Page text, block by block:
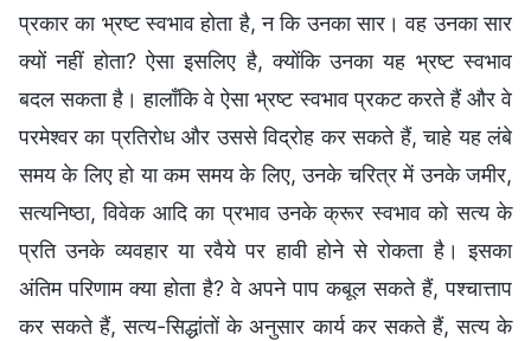
प्रकार का भ्रष्ट स्वभाव होता है, न कि उनका सार। वह उनका सार
क्यों नहीं होता? ऐसा इसलिए है, क्योंकि उनका यह भ्रष्ट स्वभाव
बदल सकता है। हालाँकि वे ऐसा भ्रष्ट स्वभाव प्रकट करते हैं और वे
परमेश्वर का प्रतिरोध और उससे विद्रोह कर सकते हैं, चाहे यह लंबे
समय के लिए हो या कम समय के लिए, उनके चरित्र में उनके जमीर,
सत्यनिष्ठा, विवेक आदि का प्रभाव उनके क्रूर स्वभाव को सत्य के
प्रति उनके व्यवहार या रवैये पर हावी होने से रोकता है। इसका
अंतिम परिणाम क्या होता है? वे अपने पाप कबूल सकते हैं, पश्चात्ताप
कर सकते हैं, सत्य-सिद्धांतों के अनुसार कार्य कर सकते हैं, सत्य के